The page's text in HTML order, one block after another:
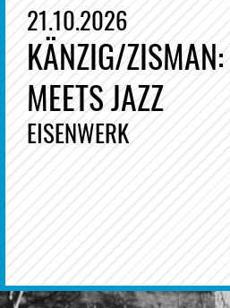
21.10.2026
KÄNZIG/ZISMAN:
MEETS JAZZ
EISENWERK